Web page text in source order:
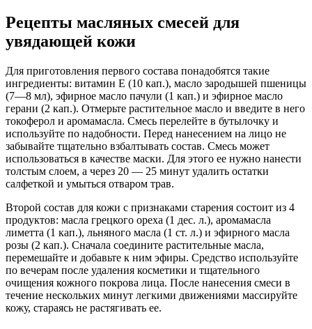
Рецепты масляных смесей для
увядающей кожи
Для приготовления первого состава понадобятся такие
ингредиенты: витамин Е (10 кап.), масло зародышей пшеницы
(7—8 мл), эфирное масло пачули (1 кап.) и эфирное масло
герани (2 кап.). Отмерьте растительное масло и введите в него
токоферол и аромамасла. Смесь перелейте в бутылочку и
используйте по надобности. Перед нанесением на лицо не
забывайте тщательно взбалтывать состав. Смесь может
использоваться в качестве маски. Для этого ее нужно нанести
толстым слоем, а через 20 — 25 минут удалить остатки
салфеткой и умыться отваром трав.
Второй состав для кожи с признаками старения состоит из 4
продуктов: масла грецкого ореха (1 дес. л.), аромамасла
лиметта (1 кап.), льняного масла (1 ст. л.) и эфирного масла
розы (2 кап.). Сначала соедините растительные масла,
перемешайте и добавьте к ним эфиры. Средство используйте
по вечерам после удаления косметики и тщательного
очищения кожного покрова лица. После нанесения смеси в
течение нескольких минут легкими движениями массируйте
кожу, стараясь не растягивать ее.